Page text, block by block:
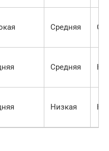
Средняя
Средняя
Низкая